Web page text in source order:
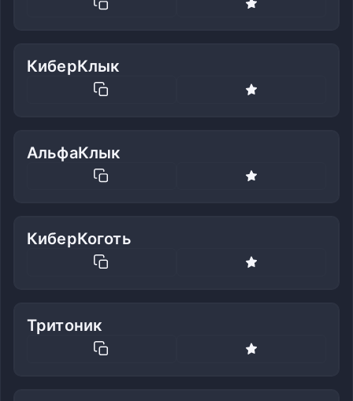
КиберКлык
АльфаКлык
КиберКоготь
Тритоник